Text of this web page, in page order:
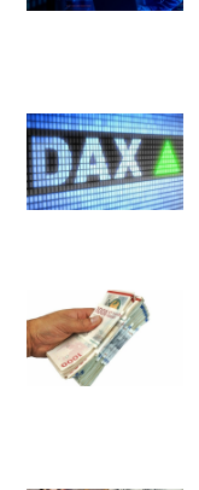
Billede
Billede